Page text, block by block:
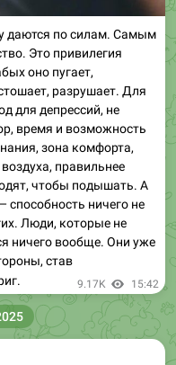
даются по силам. Самым
Это привилегия
оно пугает,
разрушает. Для
для депрессий, не
время и возможность
зона комфорта,
правильнее
чтобы подышать. А
способность ничего не
Люди, которые не
ничего вообще. Они уже
став
9.17K 15:42